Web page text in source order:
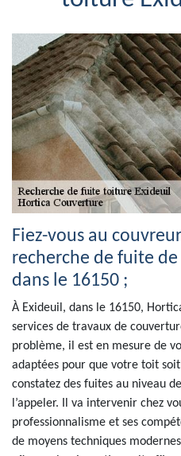
Fiez-vous au
recherche de fuite
dans le 16150 ;
À Exideuil, dans le 16150,
services de travaux de
problème, il est en mesure de
adaptées pour que votre toit
constatez des fuites au niveau
l’appeler. Il va intervenir chez
professionnalisme et ses
de moyens techniques